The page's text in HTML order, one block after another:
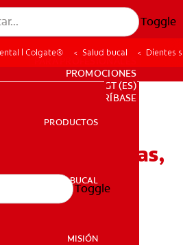
Toggle
SALUD BUCAL
PARA PROFESIONALES
PROMOCIONES
GT (ES)
SUSCRÍBASE
PRODUCTOS
SALUD BUCAL
MISIÓN
Toggle
| Colgate® Salud bucal Dientes
Causas,
y cuidado